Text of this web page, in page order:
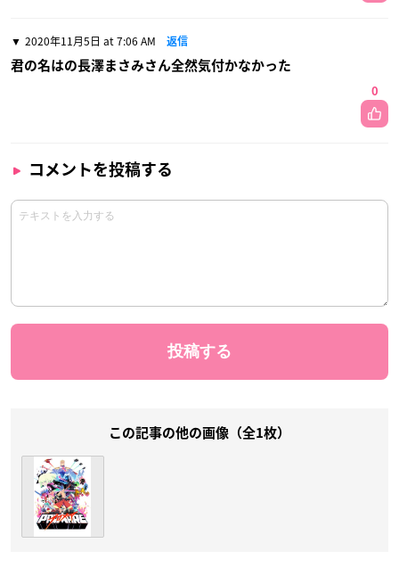
2020年11月5日 at 7:06 AM 返信
君の名はの長澤まさみさん全然気付かなかった
0
コメントを投稿する
この記事の他の画像（全1枚）